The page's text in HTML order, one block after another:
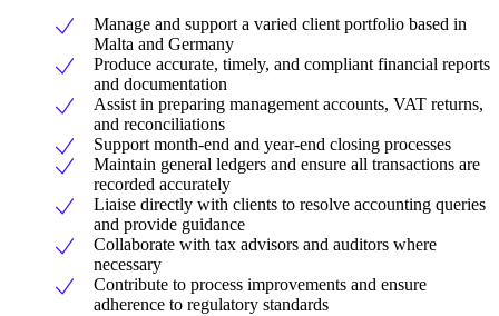
Manage and support a varied client portfolio based in
Malta and Germany
Produce accurate, timely, and compliant financial reports
and documentation
Assist in preparing management accounts, VAT returns,
and reconciliations
Support month-end and year-end closing processes
Maintain general ledgers and ensure all transactions are
recorded accurately
Liaise directly with clients to resolve accounting queries
and provide guidance
Collaborate with tax advisors and auditors where
necessary
Contribute to process improvements and ensure
adherence to regulatory standards